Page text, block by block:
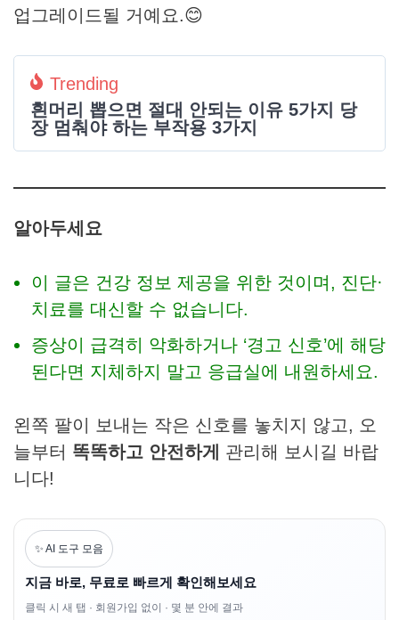
업그레이드될 거예요.😊
Trending
흰머리 뽑으면 절대 안되는 이유 5가지 당
장 멈춰야 하는 부작용 3가지
알아두세요
이 글은 건강 정보 제공을 위한 것이며, 진단·
치료를 대신할 수 없습니다.
증상이 급격히 악화하거나 ‘경고 신호’에 해당
된다면 지체하지 말고 응급실에 내원하세요.
왼쪽 팔이 보내는 작은 신호를 놓치지 않고, 오
늘부터 똑똑하고 안전하게
관리해 보시길 바랍
니다!
✨ AI 도구 모음
지금 바로, 무료로 빠르게 확인해보세요
클릭 시 새 탭 · 회원가입 없이 · 몇 분 안에 결과